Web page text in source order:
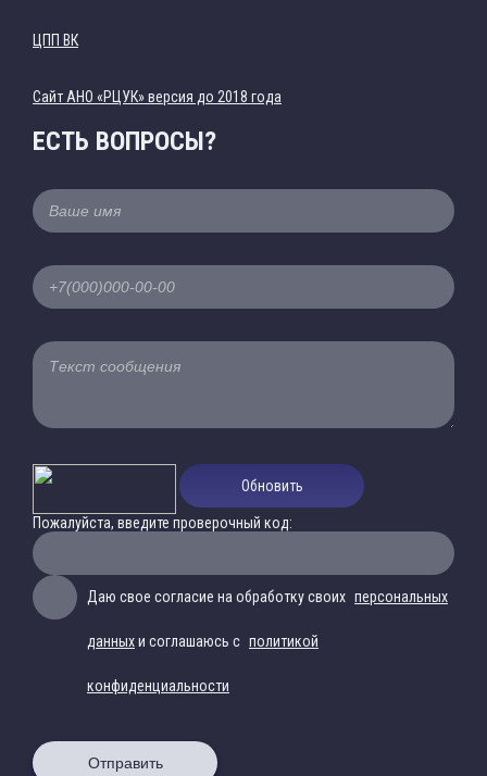
ЦПП ВК
Cайт АНО «РЦУК» версия до 2018 года
ЕСТЬ ВОПРОСЫ?
Обновить
Пожалуйста, введите проверочный код:
Даю свое согласие на обработку своих персональных
данныхи соглашаюсь с политикой
конфиденциальности
Отправить